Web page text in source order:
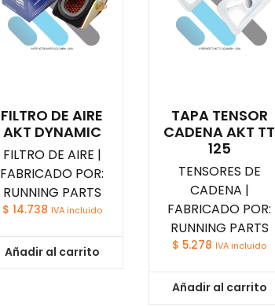
FILTRO DE AIRE
AKT DYNAMIC
FILTRO DE AIRE |
FABRICADO POR:
RUNNING PARTS
$ 14.738 IVA incluido
Añadir al carrito
TAPA TENSOR
CADENA AKT TT
125
TENSORES DE
CADENA |
FABRICADO POR:
RUNNING PARTS
$ 5.278 IVA incluido
Añadir al carrito